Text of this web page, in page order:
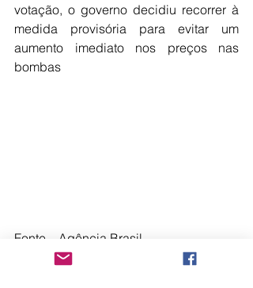
votação, o governo decidiu recorrer à
medida provisória para evitar um
aumento imediato nos preços nas
bombas
Fonte – Agência Brasil